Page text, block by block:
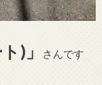
)」 さんです